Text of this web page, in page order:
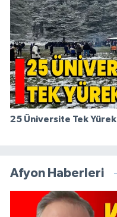
25 Üniversite Tek
Afyon Haberleri